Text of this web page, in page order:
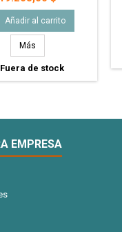
y precision. Cuenta
regla imantada para
correctamente el
a cortar. Guillotina
Palanca A4
Añadir al carrito
Más
Fuera de stock
EMPRESA